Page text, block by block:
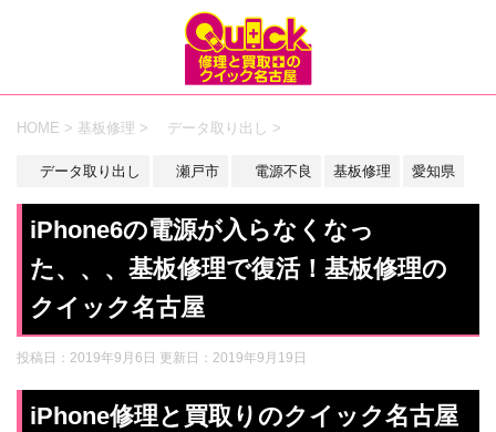
HOME > 基板修理 > データ取り出し >
データ取り出し 瀬戸市 電源不良 基板修理 愛知県
iPhone6の電源が入らなくなっ
た、、、基板修理で復活！基板修理の
クイック名古屋
投稿日：2019年9月6日 更新日： 2019年9月19日
iPhone修理と買取りのクイック名古屋